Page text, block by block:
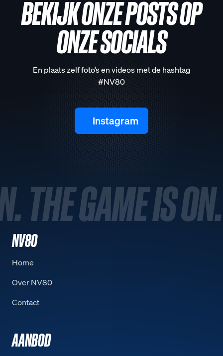
BEKIJK ONZE POSTS OP
ONZE SOCIALS
En plaats zelf foto’s en videos met de hashtag
#NV80
Instagram
THE GAME IS ON.
NV80
Home
Over NV80
Contact
AANBOD